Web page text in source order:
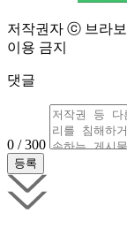
저작권자 ⓒ 브라
이용 금지
댓글
0 / 300